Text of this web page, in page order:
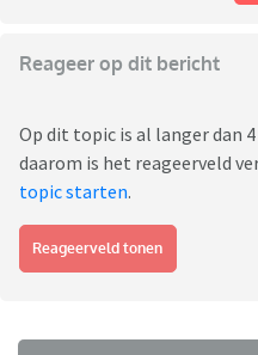
Reageer op dit bericht
Op dit topic is al langer dan
daarom is het reageerveld
topic starten.
Reageerveld tonen